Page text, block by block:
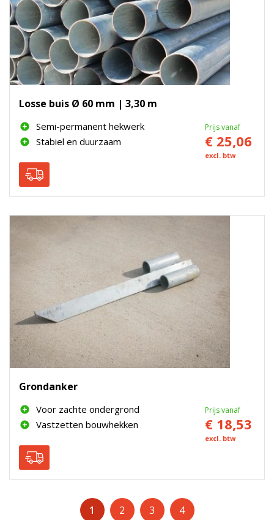
Losse buis Ø 60 mm | 3,30 m
Prijs vanaf
€ 25,06
excl. btw
Semi-permanent hekwerk
Stabiel en duurzaam
Grondanker
Prijs vanaf
€ 18,53
excl. btw
Voor zachte ondergrond
Vastzetten bouwhekken
1 2 3 4